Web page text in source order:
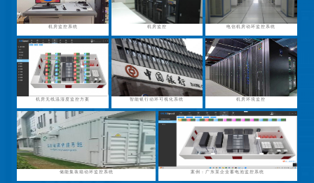
机房监控系统 机房监控 电信机房动环监控系统
机房无线温湿度监控方案 智能银行动环可视化系统 机房环境监控
储能集装箱动环监控系统 案例：广东某企业蓄电池监控系统